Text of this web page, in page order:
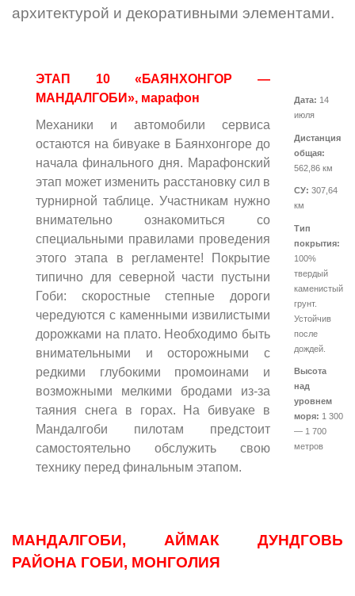
архитектурой и декоративными элементами.
ЭТАП 10 «БАЯНХОНГОР —
МАНДАЛГОБИ», марафон
Механики и автомобили сервиса
остаются на бивуаке в Баянхонгоре до
начала финального дня. Марафонский
этап может изменить расстановку сил в
турнирной таблице. Участникам нужно
внимательно ознакомиться со
специальными правилами проведения
этого этапа в регламенте! Покрытие
типично для северной части пустыни
Гоби: скоростные степные дороги
чередуются с каменными извилистыми
дорожками на плато. Необходимо быть
внимательными и осторожными с
редкими глубокими промоинами и
возможными мелкими бродами из-за
таяния снега в горах. На бивуаке в
Мандалгоби пилотам предстоит
самостоятельно обслужить свою
технику перед финальным этапом.
Дата: 14
июля
Дистанция
общая:
562,86 км
СУ: 307,64
км
Тип
покрытия:
100%
твердый
каменистый
грунт.
Устойчив
после
дождей.
Высота
над
уровнем
моря: 1 300
— 1 700
метров
МАНДАЛГОБИ, АЙМАК ДУНДГОВЬ
РАЙОНА ГОБИ, МОНГОЛИЯ